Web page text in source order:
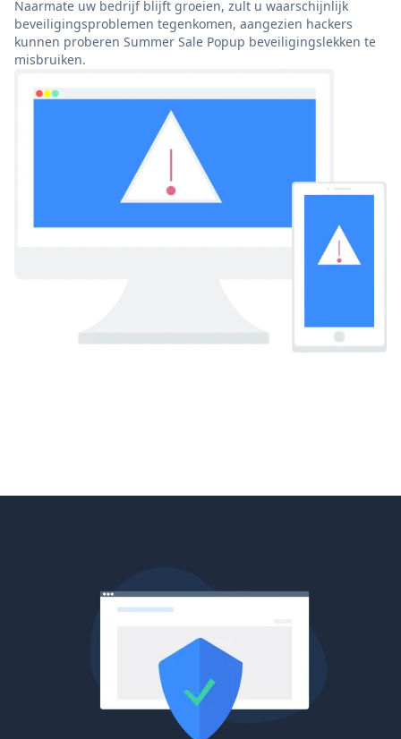
Naarmate uw bedrijf blijft groeien, zult u waarschijnlijk
beveiligingsproblemen tegenkomen, aangezien hackers
kunnen proberen Summer Sale Popup beveiligingslekken te
misbruiken.